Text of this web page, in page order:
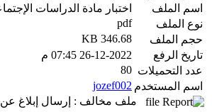
اسم الملف
اختبار مادة الدراسات
نوع الملف
pdf
حجم الملف
346.68 KB
تاريخ الرفع
26-12-2022 07:45 م
عدد التحميلات 80
اسم المستخدم jozef002
ملف مخالف : إرسال إبلاغ عن